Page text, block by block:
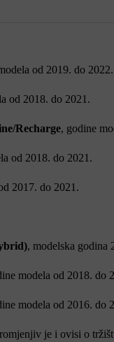
od 2019. do 2022.
od 2018. do 2021.
Recharge, godine
od 2018. do 2021.
2017. do 2021.
, modelska godina
modela od 2018. do
modela od 2016. do
je i ovisi o